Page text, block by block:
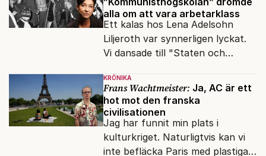
alla om att vara arbetarklass
Ett kalas hos Lena Adelsohn
Liljeroth var synnerligen lyckat.
Vi dansade till "Staten och
KRÖNIKA
Frans Wachtmeister: Ja, AC är ett
hot mot den franska
civilisationen
Jag har funnit min plats i
kulturkriget. Naturligtvis kan vi
inte befläcka Paris med plastiga